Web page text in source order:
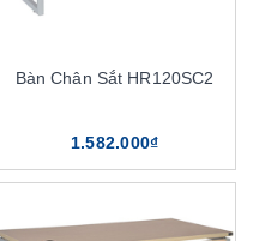
Bàn Chân Sắt HR120SC2
1.582.000₫